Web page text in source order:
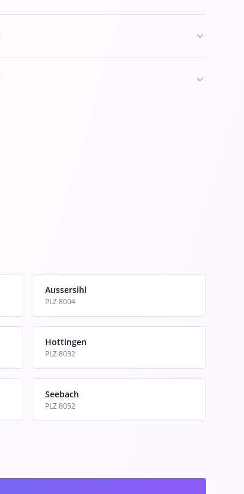
Aussersihl
PLZ 8004
Hottingen
PLZ 8032
Seebach
PLZ 8052